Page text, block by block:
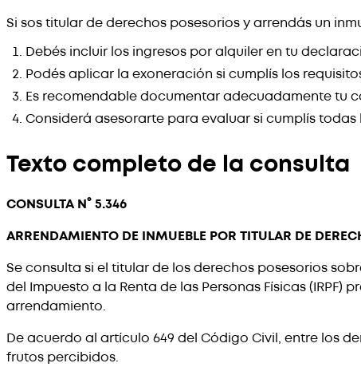
Si sos titular de derechos posesorios y arrendás un
Debés incluir los ingresos por alquiler en tu
Podés aplicar la exoneración si cumplís los
Es recomendable documentar adecuadamente tu
Considerá asesorarte para evaluar si cumplís
Texto completo de la consulta
CONSULTA N° 5.346
ARRENDAMIENTO DE INMUEBLE POR TITULAR DE
Se consulta si el titular de los derechos posesorios
del Impuesto a la Renta de las Personas Físicas (IRPF)
arrendamiento.
De acuerdo al artículo 649 del Código Civil, entre los
frutos percibidos.